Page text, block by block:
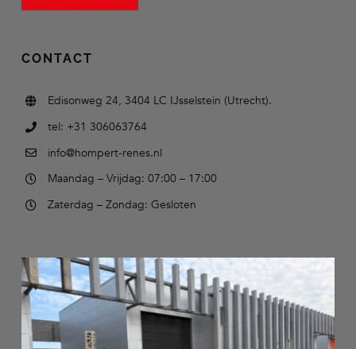
CONTACT
Edisonweg 24, 3404 LC IJsselstein (Utrecht).
tel: +31 306063764
info@hompert-renes.nl
Maandag – Vrijdag: 07:00 – 17:00
Zaterdag – Zondag: Gesloten